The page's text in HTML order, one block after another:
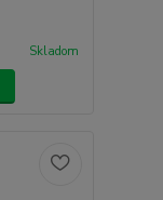
Skladom